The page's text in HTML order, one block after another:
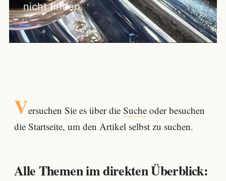
nicht finden.
Versuchen Sie es über die Sucheoder besuchen
die Startseite, um den Artikel selbst zu suchen.
Alle Themen im direkten Überblick: